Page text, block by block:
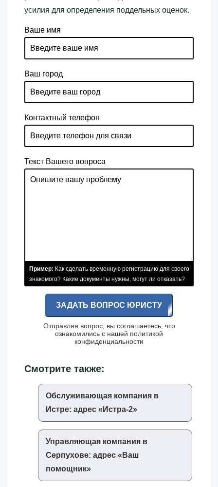
усилия для определения поддельных оценок.
Ваше имя
Ваш город
Контактный телефон
Текст Вашего вопроса
Пример: Как сделать временную регистрацию для своего
знакомого? Какие документы нужны, могут ли отказать?
ЗАДАТЬ ВОПРОС ЮРИСТУ
Отправляя вопрос, вы соглашаетесь, что
ознакомились с нашей политикой
конфиденциальности
Смотрите также:
Обслуживающая компания в
Истре: адрес «‎Истра-2»‎
Управляющая компания в
Серпухове: адрес «‎Ваш
помощник»‎